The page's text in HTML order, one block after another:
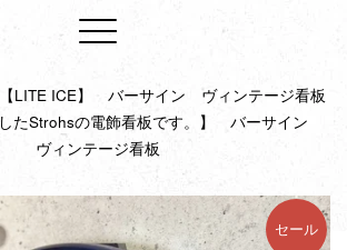
メ
ュ
ー
LITE ICE】 バーサイン ヴィンテージ看板
たStrohsの電飾看板です。】 バーサイン
ヴィンテージ看板
セール